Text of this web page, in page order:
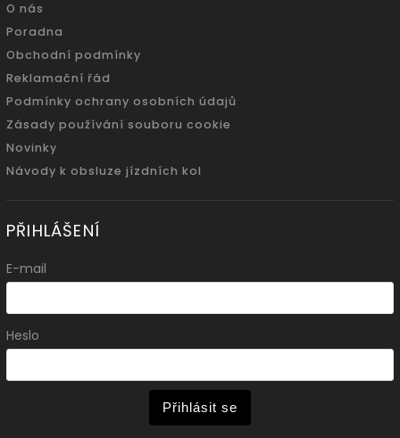
O nás
Poradna
Obchodní podmínky
Reklamační řád
Podmínky ochrany osobních údajů
Zásady používání souboru cookie
Novinky
Návody k obsluze jízdních kol
PŘIHLÁŠENÍ
E-mail
Heslo
Přihlásit se